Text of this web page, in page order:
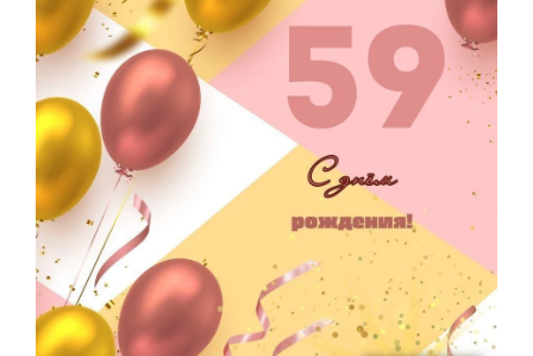
С Днем рождения
Юбилей
Свадьба
Годовщина свадьбы
Календарь праздников
КОМУ
Женщине
Мужчине